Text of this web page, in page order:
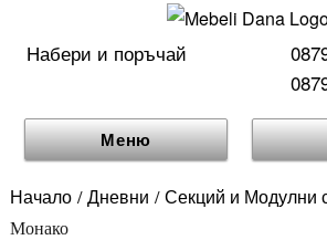
Набери и поръчай
Меню
Начало/Дневни /Секций и Модулни
Монако